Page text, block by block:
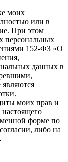
моих
или в
При этом
персональных
152-ФЗ «О
данных в
моих прав и
настоящего
форме по
либо на